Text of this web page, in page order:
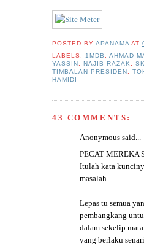
POSTED BY APANAMA AT
LABELS: 1MDB , AHMAD
YASSIN , NAJIB RAZAK,
TIMBALAN PRESIDEN ,
HAMIDI
43 COMMENTS:
Anonymous said...
PECAT MEREKA
Itulah kata
masalah.
Lepas tu semua
pembangkang
dalam sekelip
yang berlaku